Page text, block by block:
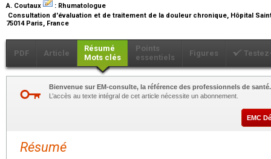
A. Coutaux
: Rhumatologue
Consultation d'évaluation et de traitement de la douleur chronique, Hôpital
75014 Paris, France
PDF Article
Résumé
Mots clés
Points
essentiels
Figures
Bienvenue sur EM-consulte, la référence des professionnels de santé.
L’accès au texte intégral de cet article nécessite un abonnement.
EMC
Résumé